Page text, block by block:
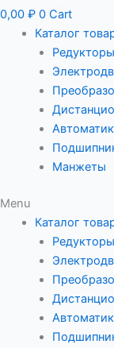
0,00 ₽ 0 Cart
Каталог
Редукторы
Манжеты
Menu
Каталог
Редукторы